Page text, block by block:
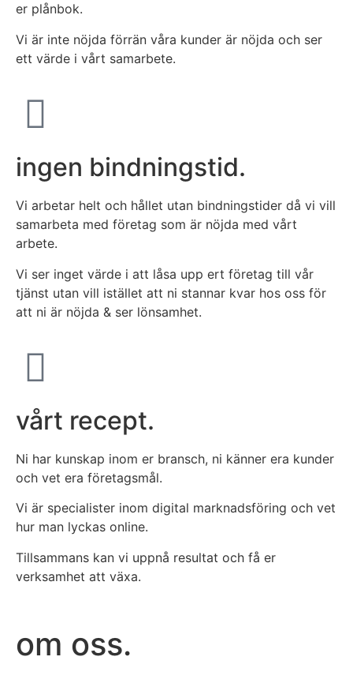
er plånbok.
Vi är inte nöjda förrän våra kunder är nöjda och ser
ett värde i vårt samarbete.
ingen bindningstid.
Vi arbetar helt och hållet utan bindningstider då vi vill
samarbeta med företag som är nöjda med vårt
arbete.
Vi ser inget värde i att låsa upp ert företag till vår
tjänst utan vill istället att ni stannar kvar hos oss för
att ni är nöjda & ser lönsamhet.
vårt recept.
Ni har kunskap inom er bransch, ni känner era kunder
och vet era företagsmål.
Vi är specialister inom digital marknadsföring och vet
hur man lyckas online.
Tillsammans kan vi uppnå resultat och få er
verksamhet att växa.
om oss.